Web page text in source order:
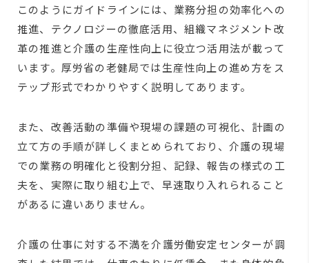
このようにガイドラインには、業務分担の効率化への
推進、テクノロジーの徹底活用、組織マネジメント改
革の推進と介護の生産性向上に役立つ活用法が載って
います。厚労省の老健局では生産性向上の進め方をス
テップ形式でわかりやすく説明してあります。
また、改善活動の準備や現場の課題の可視化、計画の
立て方の手順が詳しくまとめられており、介護の現場
での業務の明確化と役割分担、記録、報告の様式の工
夫を、実際に取り組む上で、早速取り入れられること
があるに違いありません。
介護の仕事に対する不満を介護労働安定センターが調